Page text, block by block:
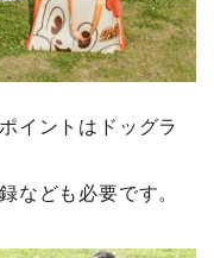
イントはドッグラ
なども必要です。